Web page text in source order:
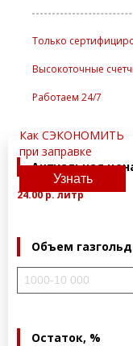
Только
Высокоточные
Работаем 24/7
Как СЭКОНОМИТЬ
при заправке
Узнать
Актуальная
24.00 р. литр
Объем
Остаток, %